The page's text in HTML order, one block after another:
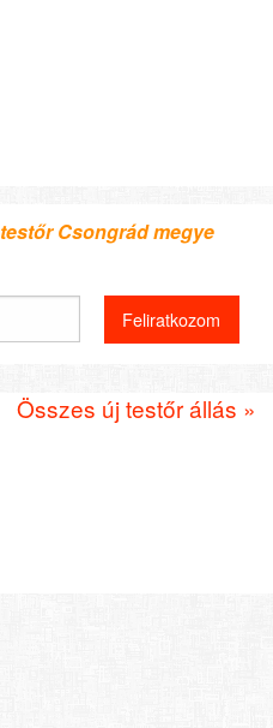
testőr Csongrád megye
Összes új testőr állás »